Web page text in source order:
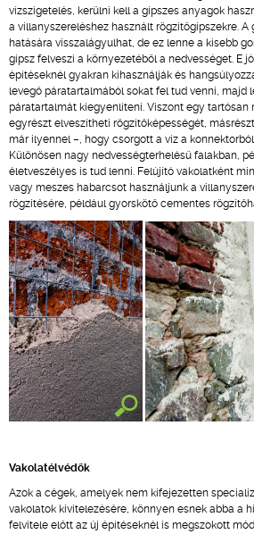
vízszigetelés, kerülni kell a gipszes anyagok
a villanyszereléshez használt rögzítőgipszekre. A
hatására visszalágyulhat, de ez lenne a kisebb
gipsz felveszi a környezetéből a nedvességet. E
építéseknél gyakran kihasználják és
levegő páratartalmából sokat fel tud venni, majd
páratartalmát kiegyenlíteni. Viszont egy tartósan
egyrészt elveszítheti rögzítőképességét,
már ilyennel –, hogy csorgott a víz a
Különösen nagy nedvességterhelésű falakban,
életveszélyes is tud lenni. Felújító vakolatként
vagy meszes habarcsot használjunk a
rögzítésére, például gyorskötő cementes
Vakolatélvédők
Azok a cégek, amelyek nem kifejezetten
vakolatok kivitelezésére, könnyen esnek abba a
felvitele előtt az új építéseknél is megszokott